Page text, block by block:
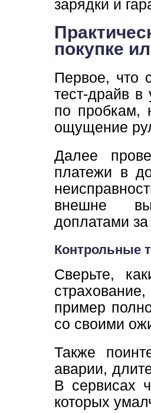
зарядки и
покупке
Первое, что
тест-драйв
по пробкам,
ощущение
Далее
платежи в
внешне
доплатами
Контрольные
Сверьте,
пример
со своими
Также
аварии,
В сервисах
которых